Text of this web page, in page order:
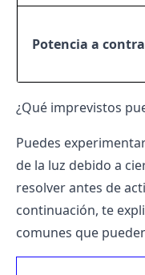
Potencia a
¿Qué imprevistos
Puedes
de la luz debido a
resolver antes de
continuación, te
comunes que